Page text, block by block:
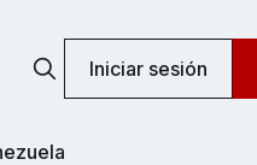
Iniciar sesión